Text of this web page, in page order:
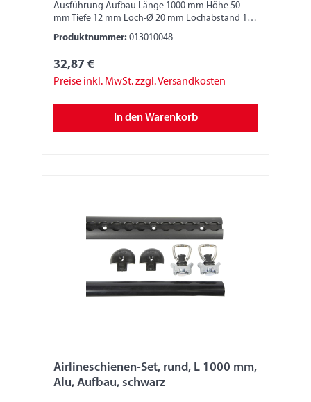
Ausführung Aufbau Länge 1000 mm Höhe 50
mm Tiefe 12 mm Loch-Ø 20 mm Lochabstand 100
mm Material Aluminium 2 x Endkappe für
Airlineschiene zum Schrauben Ausführung rund
Kunststoff Ringbefestigung mit Gummischutz 1 x
Abdeckprofil Länge ca. 1000 mm Bitte beachten:
ist abhängig von der Anbringung und Fixierung.
Verantwortlich dafür ist der jeweilige
Monteur/Fahrzeugbauer. Nur geeignete
mittels Hinweisschilder kenntlich machen. Wir
übernehmen keine Produkthaftung.
Produktnummer: 013010048
32,87 €
Preise inkl. MwSt. zzgl. Versandkosten
In den Warenkorb
Airlineschienen-Set, rund, L 1000 mm,
Alu, Aufbau, schwarz